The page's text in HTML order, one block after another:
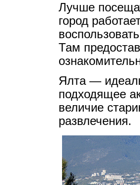
Лучше
город
Там
Ялта —
подходящее
величие
развлечения.